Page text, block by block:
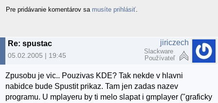
Pre pridávanie komentárov sa musíte prihlásiť
Re: spustac
05.02.2005 | 19:45
jiriczech
Slackware
Používateľ
Zpusobu je vic.. Pouzivas KDE? Tak nekde v hlavni
nabidce bude Spustit prikaz. Tam jen zadas nazev
programu. U mplayeru by ti melo slapat i gmplayer ("graficky